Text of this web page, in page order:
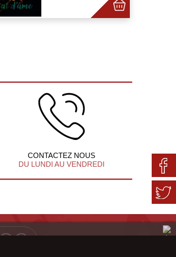
CONTACTEZ NOUS
DU LUNDI AU VENDREDI